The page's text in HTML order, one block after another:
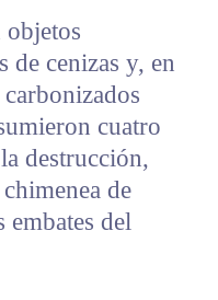
objetos
de cenizas y, en
cuatro
destrucción,
de
del